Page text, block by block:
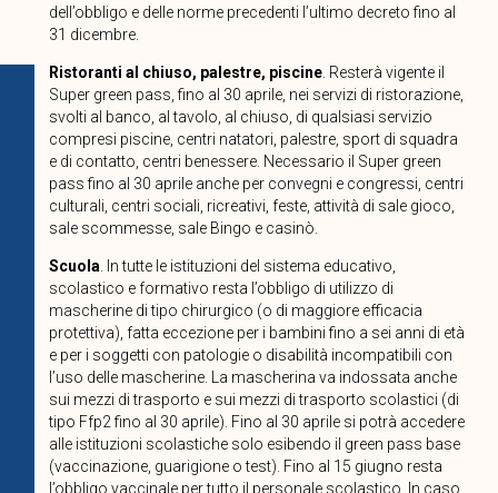
dell’obbligo e delle norme precedenti l’ultimo decreto fino al
31 dicembre.
Ristoranti al chiuso, palestre, piscine. Resterà vigente il
Super green pass, fino al 30 aprile, nei servizi di ristorazione,
svolti al banco, al tavolo, al chiuso, di qualsiasi servizio
compresi piscine, centri natatori, palestre, sport di squadra
e di contatto, centri benessere. Necessario il Super green
pass fino al 30 aprile anche per convegni e congressi, centri
culturali, centri sociali, ricreativi, feste, attività di sale gioco,
sale scommesse, sale Bingo e casinò.
Scuola . In tutte le istituzioni del sistema educativo,
scolastico e formativo resta l’obbligo di utilizzo di
mascherine di tipo chirurgico (o di maggiore efficacia
protettiva), fatta eccezione per i bambini fino a sei anni di età
e per i soggetti con patologie o disabilità incompatibili con
l’uso delle mascherine. La mascherina va indossata anche
sui mezzi di trasporto e sui mezzi di trasporto scolastici (di
tipo Ffp2 fino al 30 aprile). Fino al 30 aprile si potrà accedere
alle istituzioni scolastiche solo esibendo il green pass base
(vaccinazione, guarigione o test). Fino al 15 giugno resta
l’obbligo vaccinale per tutto il personale scolastico. In caso